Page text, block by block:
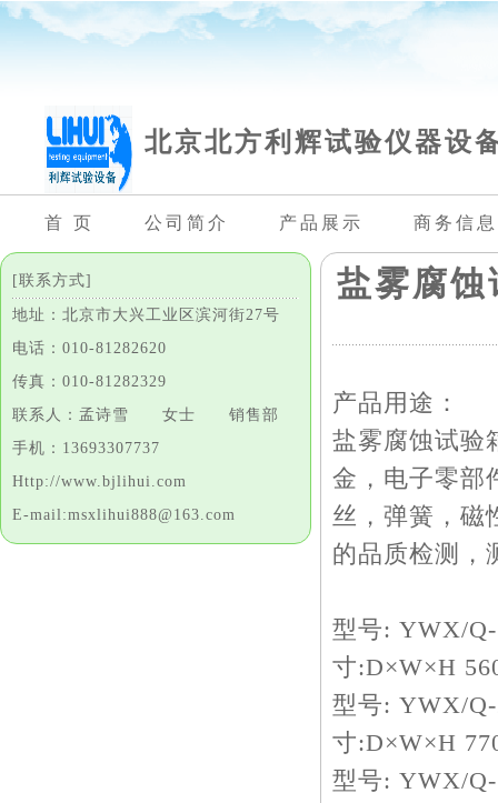
北京北方利辉试验仪器设
首 页 公司简介 产品展示 商务信息
[联系方式]
地址：北京市大兴工业区滨河街27号
电话：010-81282620
传真：010-81282329
联系人：孟诗雪 女士 销售部
手机：13693307737
Http://www.bjlihui.com
E-mail:msxlihui888@163.com
盐雾腐
产品用途：
盐雾腐蚀试验
金，电子零部
丝，弹簧，磁
的品质检测，
型号: YWX/
寸:D×W×H
型号: YWX/
寸:D×W×H
型号: YWX/